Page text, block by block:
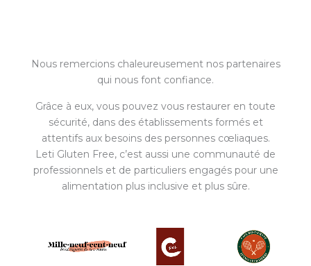
Nous remercions chaleureusement nos partenaires
qui nous font confiance.
Grâce à eux, vous pouvez vous restaurer en toute
sécurité, dans des établissements formés et
attentifs aux besoins des personnes cœliaques.
Leti Gluten Free, c’est aussi une communauté de
professionnels et de particuliers engagés pour une
alimentation plus inclusive et plus sûre.